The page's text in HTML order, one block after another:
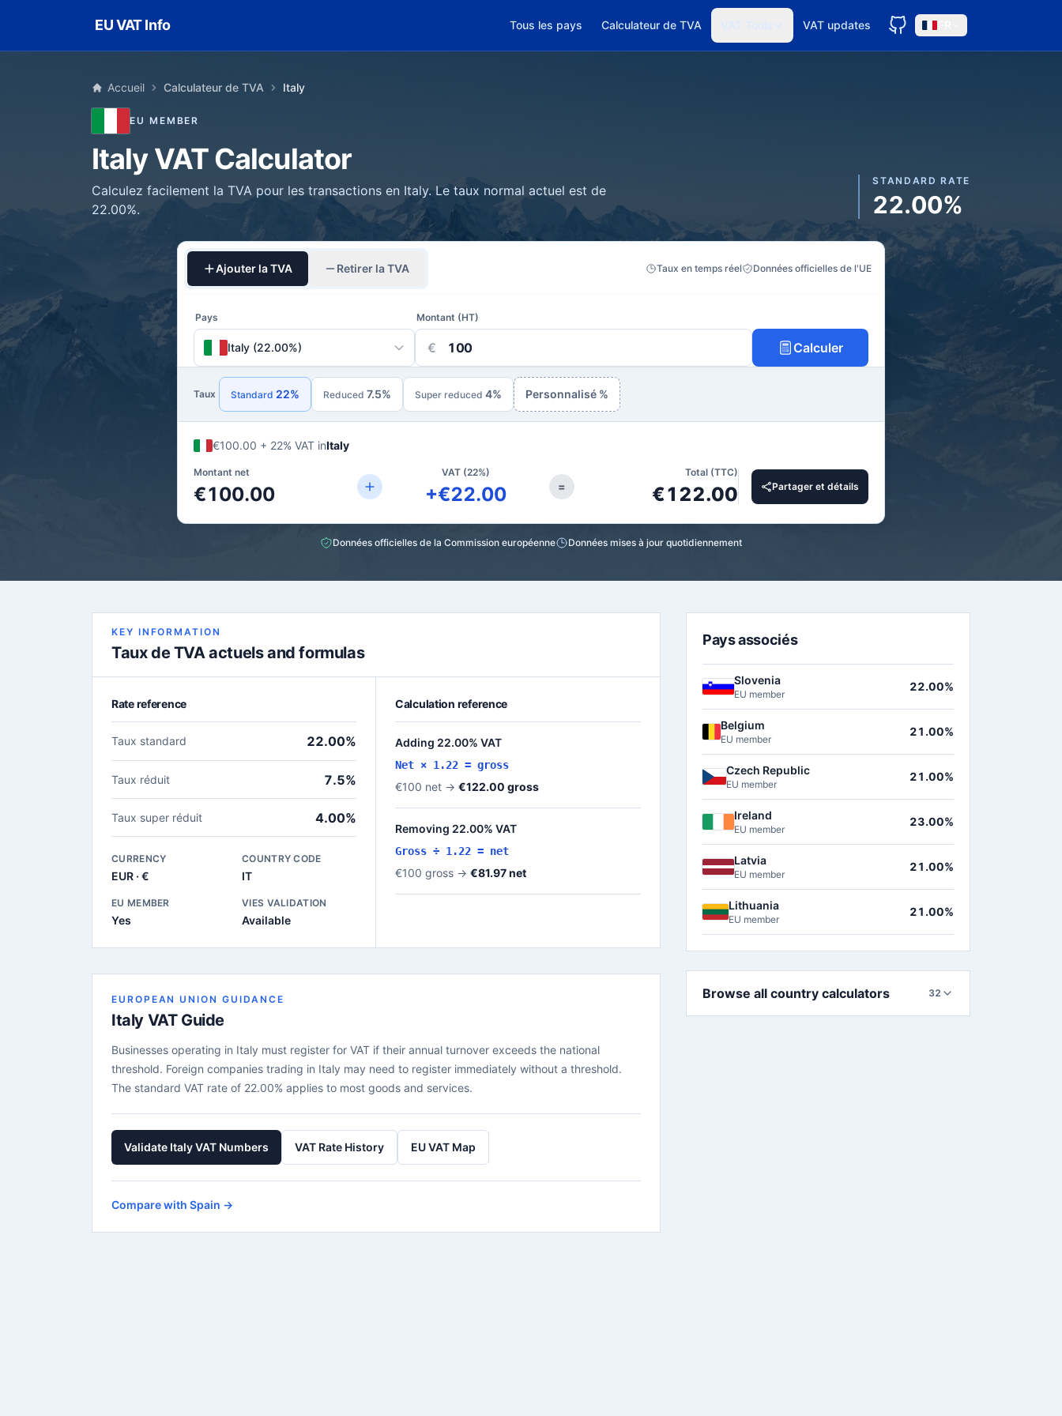
EU VAT Info Tous les pays Calculateur de TVA VAT updates
Accueil Calculateur de TVA Italy
EU MEMBER
Italy VAT Calculator
Calculez facilement la TVA pour les transactions en Italy. Le taux normal actuel est de
22.00%.
STANDARD RATE
22.00%
Ajouter la TVA Retirer la TVA Taux en temps réel Données officielles de l'UE
Pays
Italy (22.00%)
Montant (HT)
€ Calculer
Taux Standard 22% Reduced 7.5% Super reduced 4% Personnalisé %
€100.00 + 22% VAT inItaly
Montant net
€100.00
VAT (22%)
+€22.00 =
Total (TTC)
€122.00 Partager et détails
Données officielles de la Commission européenne Données mises à jour quotidiennement
KEY INFORMATION
Taux de TVA actuels and formulas
Rate reference
Taux standard 22.00%
Taux réduit 7.5%
Taux super réduit 4.00%
CURRENCY
EUR · €
COUNTRY CODE
IT
EU MEMBER
Yes
VIES VALIDATION
Available
Calculation reference
Adding 22.00% VAT
Net × 1.22 = gross
€100 net → €122.00 gross
Removing 22.00% VAT
Gross ÷ 1.22 = net
€100 gross → €81.97 net
EUROPEAN UNION GUIDANCE
Italy VAT Guide
Businesses operating in Italy must register for VAT if their annual turnover exceeds the national
threshold. Foreign companies trading in Italy may need to register immediately without a threshold.
The standard VAT rate of 22.00% applies to most goods and services.
Validate Italy VAT Numbers VAT Rate History EU VAT Map
Compare with Spain →
Pays associés
Slovenia
EU member
22.00%
Belgium
EU member
21.00%
Czech Republic
EU member
21.00%
Ireland
EU member
23.00%
Latvia
EU member
21.00%
Lithuania
EU member
21.00%
Browse all country calculators 32